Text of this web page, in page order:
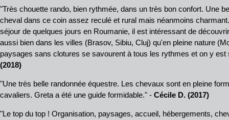
"Très chouette rando, bien rythmée, dans un très bon confort. Une
cheval dans ce coin assez reculé et rural mais néanmoins
séjour de quelques jours en Roumanie, il est intéressant de
aussi bien dans les villes (Brasov, Sibiu, Cluj) qu'en pleine nature
paysages sans clotures se savourent à tous les rythmes et on y
(2018)
"Une très belle randonnée équestre. Les chevaux sont en pleine
cavaliers. Greta a été une guide formidable." - Cécile D. (2017)
"Le top du top ! Organisation, paysages, accueil, hébergements,